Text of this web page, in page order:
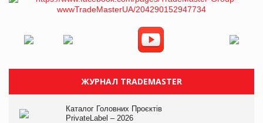
ЖУРНАЛ TRADEMASTER
Каталог Головних Проєктів
PrivateLabel – 2026